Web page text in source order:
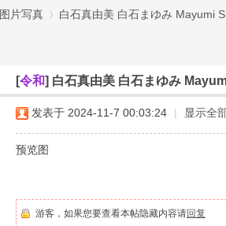
图片写真 白石真由美 白石まゆみ Mayumi
[令和] 白石真由美 白石まゆみ
发表于 2024-11-7 00:03:24 | 显示全
预览图
游客，如果您要查看本帖隐藏内容请回复